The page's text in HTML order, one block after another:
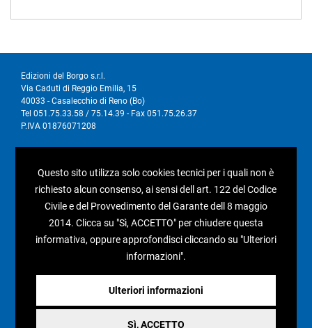
Edizioni del Borgo s.r.l.
Via Caduti di Reggio Emilia, 15
40033 - Casalecchio di Reno (Bo)
Tel 051.75.33.58 / 75.14.39 - Fax 051.75.26.37
P.IVA 01876071208
Condizioni generali di vendita
Questo sito utilizza solo cookies tecnici per i quali non è
richiesto alcun consenso, ai sensi dell art. 122 del Codice
Civile e del Provvedimento del Garante dell 8 maggio
2014. Clicca su "Sì, ACCETTO" per chiudere questa
informativa, oppure approfondisci cliccando su "Ulteriori
informazioni".
Ulteriori informazioni
Sì, ACCETTO